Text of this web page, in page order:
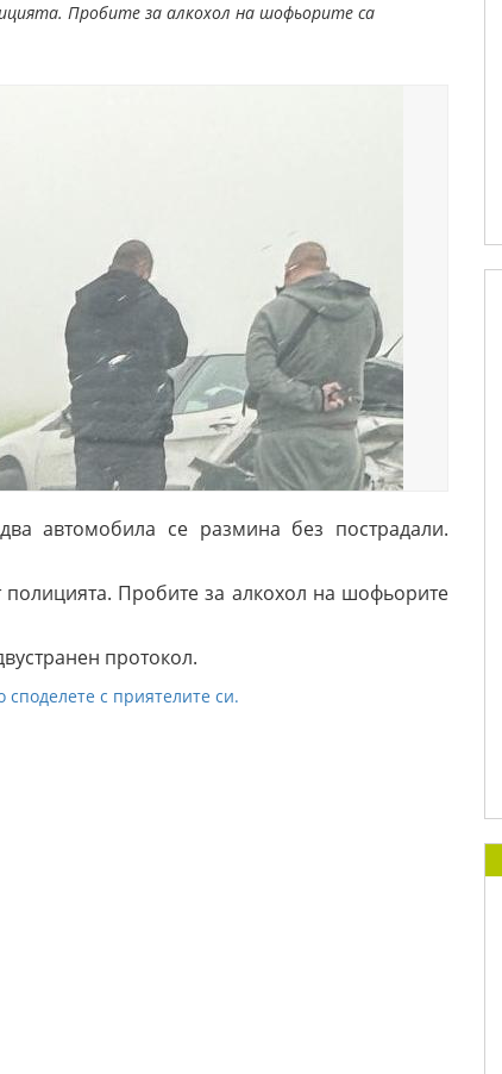
Пробите за алкохол на шофьорите са
автомобила се размина без пострадали.
Пробите за алкохол на шофьорите
протокол.
споделете с приятелите си.